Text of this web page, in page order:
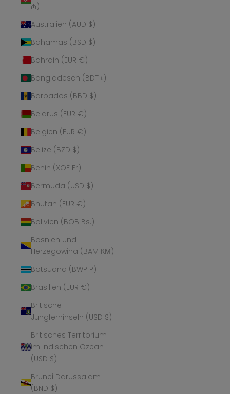
₼)
Australien (AUD $)
Bahamas (BSD $)
Bahrain (EUR €)
Bangladesch (BDT ৳)
Barbados (BBD $)
Belarus (EUR €)
Belgien (EUR €)
Belize (BZD $)
Benin (XOF Fr)
Bermuda (USD $)
Bhutan (EUR €)
Bolivien (BOB Bs.)
Bosnien und
Herzegowina (BAM КМ)
Botsuana (BWP P)
Brasilien (EUR €)
Britische
Jungferninseln (USD $)
Britisches Territorium
im Indischen Ozean
(USD $)
Brunei Darussalam
(BND $)